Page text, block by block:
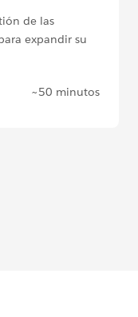
de las
expandir su
~50 minutos